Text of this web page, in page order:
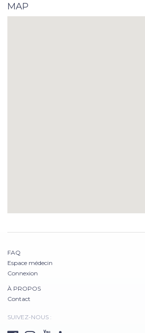
MAP
FAQ
Espace médecin
Connexion
À PROPOS
Contact
SUIVEZ-NOUS :